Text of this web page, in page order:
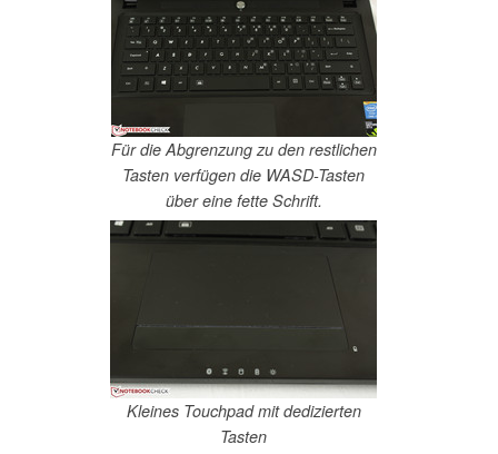
Für die Abgrenzung zu den restlichen
Tasten verfügen die WASD-Tasten
über eine fette Schrift.
Kleines Touchpad mit dedizierten
Tasten